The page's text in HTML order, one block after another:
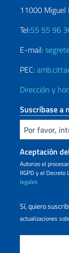
11000 Miguel
Tel:55 55 96
E-mail:
PEC:
Dirección y
Suscríbase a
Inserta tu correo electronico
Aceptación
Autorizo ​​el
RGPD y el
legales
Sí, quiero
actualizaciones